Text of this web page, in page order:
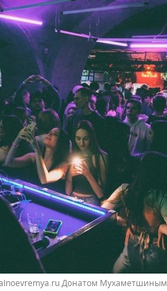
Донатом Мухаметшиным